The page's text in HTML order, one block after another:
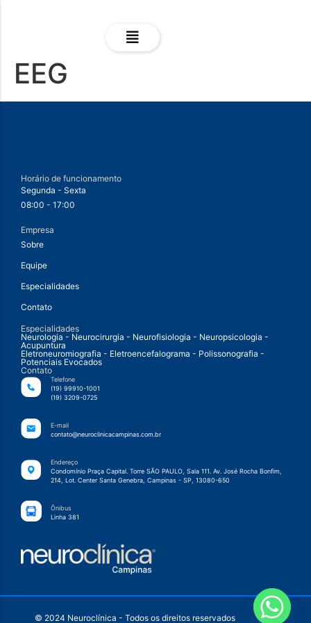
EEG
Horário de funcionamento
Segunda - Sexta
08:00 - 17:00
Empresa
Sobre
Equipe
Especialidades
Contato
Especialidades
Neurologia - Neurocirurgia - Neurofisiologia - Neuropsicologia -
Acupuntura
Eletroneuromiografia - Eletroencefalograma - Polissonografia -
Potenciais Evocados
Contato
Telefone
(19) 99910-1001
(19) 3209-0725
E-mail
contato@neuroclinicacampinas.com.br
Endereço
Condomínio Praça Capital. Torre SÃO PAULO, Sala 111. Av. José Rocha Bonfim,
214, Lot. Center Santa Genebra, Campinas - SP, 13080-650
Ônibus
Linha 381
© 2024 Neuroclínica - Todos os direitos reservados